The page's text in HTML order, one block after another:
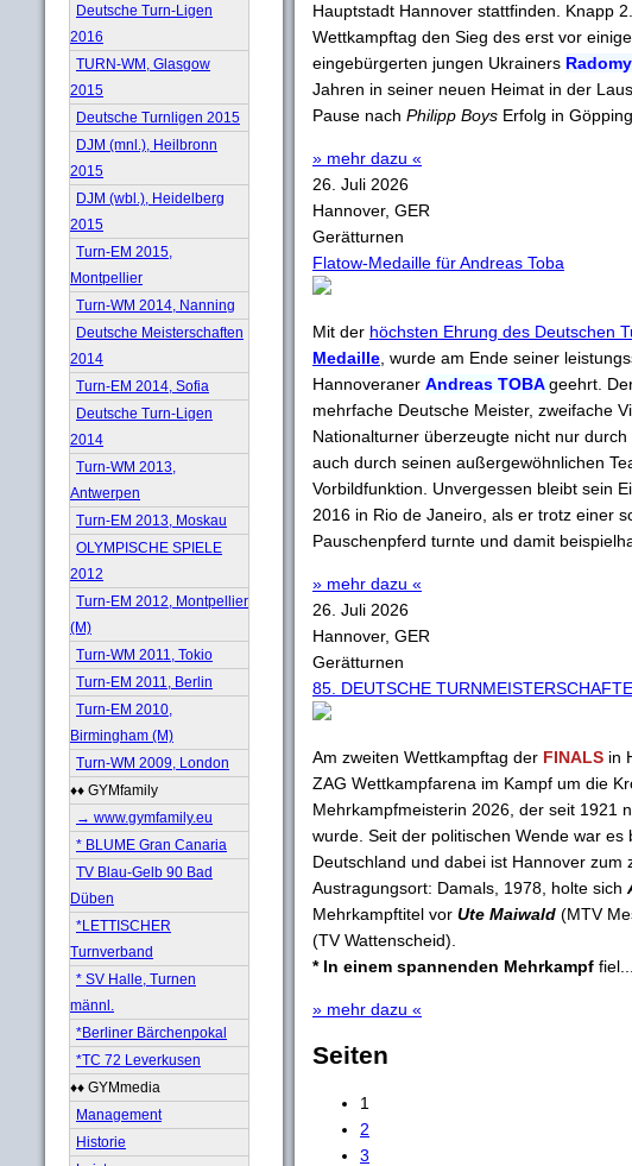
Deutsche Turn-Ligen
2016
TURN-WM, Glasgow
2015
Deutsche Turnligen 2015
DJM (mnl.), Heilbronn
2015
DJM (wbl.), Heidelberg
2015
Turn-EM 2015,
Montpellier
Turn-WM 2014, Nanning
Deutsche Meisterschaften
2014
Turn-EM 2014, Sofia
Deutsche Turn-Ligen
2014
Turn-WM 2013,
Antwerpen
Turn-EM 2013, Moskau
OLYMPISCHE SPIELE
2012
Turn-EM 2012, Montpellier
(M)
Turn-WM 2011, Tokio
Turn-EM 2011, Berlin
Turn-EM 2010,
Birmingham (M)
Turn-WM 2009, London
♦♦ GYMfamily
→ www.gymfamily.eu
* BLUME Gran Canaria
TV Blau-Gelb 90 Bad
Düben
*LETTISCHER
Turnverband
* SV Halle, Turnen
männl.
*Berliner Bärchenpokal
*TC 72 Leverkusen
♦♦ GYMmedia
Management
Historie
Hauptstadt Hannover stattfinden. Knapp
Wettkampftag den Sieg des erst vor
eingebürgerten jungen Ukrainers
Jahren in seiner neuen Heimat in der
Pause nach Philipp Boys Erfolg in
» mehr dazu «
26. Juli 2026
Hannover, GER
Gerätturnen
Flatow-Medaille für Andreas Toba
Mit der höchsten Ehrung des Deutschen
Medaille , wurde am Ende seiner
Hannoveraner Andreas TOBAgeehrt.
mehrfache Deutsche Meister, zweifache
Nationalturner überzeugte nicht nur
auch durch seinen außergewöhnlichen
Vorbildfunktion. Unvergessen bleibt sein
2016 in Rio de Janeiro, als er trotz einer
Pauschenpferd turnte und damit
» mehr dazu «
26. Juli 2026
Hannover, GER
Gerätturnen
85. DEUTSCHE
Am zweiten Wettkampftag der FINALS in
ZAG Wettkampfarena im Kampf um die
Mehrkampfmeisterin 2026, der seit 1921
wurde. Seit der politischen Wende war
Deutschland und dabei ist Hannover
Austragungsort: Damals, 1978, holte sich
Mehrkampftitel vor Ute Maiwald (MTV
(TV Wattenscheid).
* In einem spannenden Mehrkampf fiel...
» mehr dazu «
Seiten
1
2
3